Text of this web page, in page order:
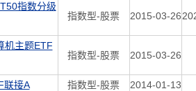
指数分级
指数型-股票 2015-03-26
机主题ETF
指数型-股票 2015-03-26
联接A 指数型-股票 2014-01-13